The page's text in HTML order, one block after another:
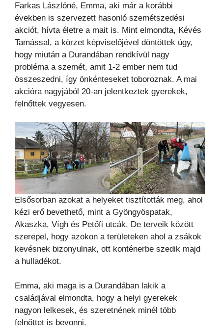
Farkas Lászlóné, Emma, aki már a korábbi
években is szervezett hasonló szemétszedési
akciót, hívta életre a mait is. Mint elmondta, Kévés
Tamással, a körzet képviselőjével döntöttek úgy,
hogy miután a Durandában rendkívül nagy
probléma a szemét, amit 1-2 ember nem tud
összeszedni, így önkénteseket toboroznak. A mai
akcióra nagyjából 20-an jelentkeztek gyerekek,
felnőttek vegyesen.
Elsősorban azokat a helyeket tisztították meg, ahol
kézi erő bevethető, mint a Gyöngyöspatak,
Akaszka, Vígh és Petőfi utcák. De terveik között
szerepel, hogy azokon a területeken ahol a zsákok
kevésnek bizonyulnak, ott konténerbe szedik majd
a hulladékot.
Emma, aki maga is a Durandában lakik a
családjával elmondta, hogy a helyi gyerekek
nagyon lelkesek, és szeretnének minél több
felnőttet is bevonni.